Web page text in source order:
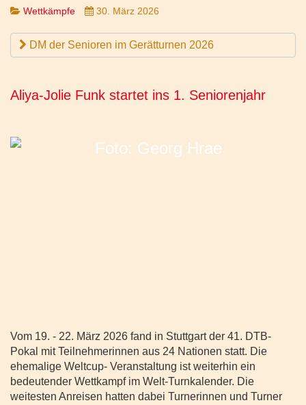
Wettkämpfe 30. März 2026
DM der Senioren im Gerätturnen 2026
Aliya-Jolie Funk startet ins 1. Seniorenjahr
Vom 19. - 22. März 2026 fand in Stuttgart der 41. DTB-
Pokal mit Teilnehmerinnen aus 24 Nationen statt. Die
ehemalige Weltcup- Veranstaltung ist weiterhin ein
bedeutender Wettkampf im Welt-Turnkalender. Die
weitesten Anreisen hatten dabei Turnerinnen und Turner